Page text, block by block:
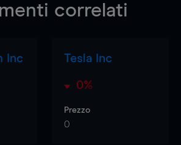
correlati
Inc Tesla Inc
0%
Prezzo
0